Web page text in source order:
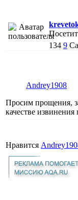
134 9
Andrey1908
Просим прощения,
качестве
Нравится